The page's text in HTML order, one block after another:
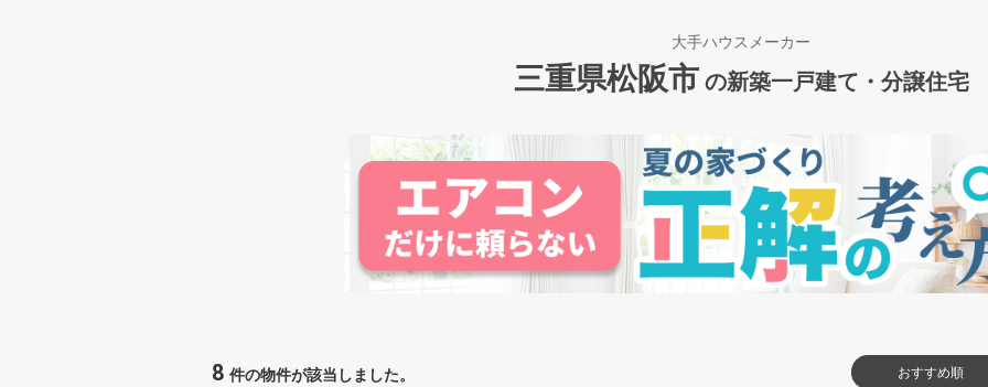
大手ハウスメーカー
三重県松阪市 の新築一戸建て・分譲住宅
8 件の物件が該当しました。 おすすめ順